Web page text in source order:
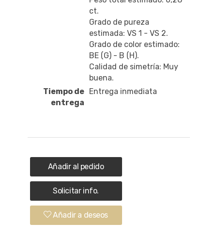
ct.
Grado de pureza
estimada: VS 1 - VS 2.
Grado de color estimado:
BE (G) - B (H).
Calidad de simetría: Muy
buena.
Tiempo de
entrega
Entrega inmediata
Añadir al pedido
Solicitar info.
Añadir a deseos